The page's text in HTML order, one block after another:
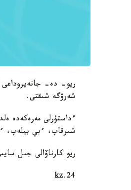
ريو- دە- جانەيروداعى
شەرۋگە شىقتى.
ءداستۇرلى مەرەكەدە
شىرقاپ، ءبي بيلەپ،
ريو كارناۆالى جىل سايىن
24.kz